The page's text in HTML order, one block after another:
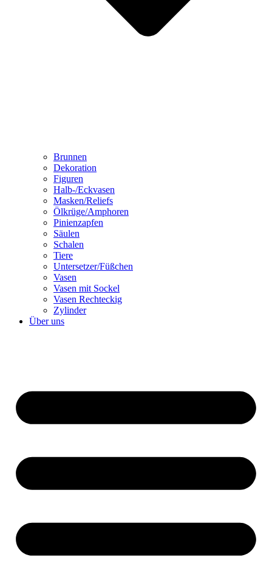
Brunnen
Dekoration
Figuren
Halb-/Eckvasen
Masken/Reliefs
Ölkrüge/Amphoren
Pinienzapfen
Säulen
Schalen
Tiere
Untersetzer/Füßchen
Vasen
Vasen mit Sockel
Vasen Rechteckig
Zylinder
Über uns